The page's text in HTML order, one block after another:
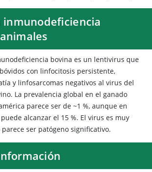
inmunodeficiencia
bovina es un lentivirus que
con linfocitosis persistente,
y linfosarcomas negativos al virus del
La prevalencia global en el ganado
parece ser de ~1 %, aunque en
alcanzar el 15 %. El virus es muy
ser patógeno significativo.